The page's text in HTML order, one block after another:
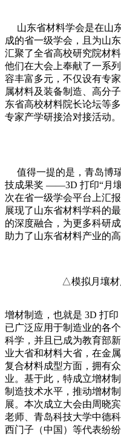
山东省材料学会是在山
成的省一级学会，且为山
汇聚了全省高校研究院材
他们在大会上奉献了一系
容丰富多元，不仅设有专
属材料及装备制造、高分
东省高校材料院长论坛等
专家产学研接洽对接活动。
值得一提的是，青岛博
技成果奖 ——3D 打印“月
次在省一级学会平台上汇
展现了山东省材料学科的
的深度融合，为更多科研
助力了山东省材料产业的高
△模拟月壤材
增材制造，也就是 3D 打印
已广泛应用于制造业的各
科学，并且已成为教育部
业大省和材料大省，在金
复合材料成型方面，拥有
业。基于此，特成立增材
制造技术水平，推动增材
展。本次成立大会由周晓
老师、青岛科技大学中德
西门子（中国）等代表纷纷